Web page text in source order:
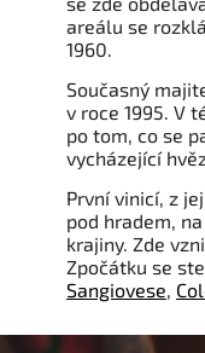
areálu se
1960.
Současný
v roce 1995. V
po tom, co se
vycházející
První vinicí, z
pod hradem,
krajiny. Zde
Zpočátku se
Sangiovese,